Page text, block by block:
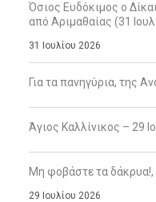
Όσιος Ευδόκιμος ο
από Αριμαθαίας (31
31 Ιουλίου 2026
Για τα πανηγύρια, της
Άγιος Καλλίνικος – 29
Μη φοβάστε τα
29 Ιουλίου 2026